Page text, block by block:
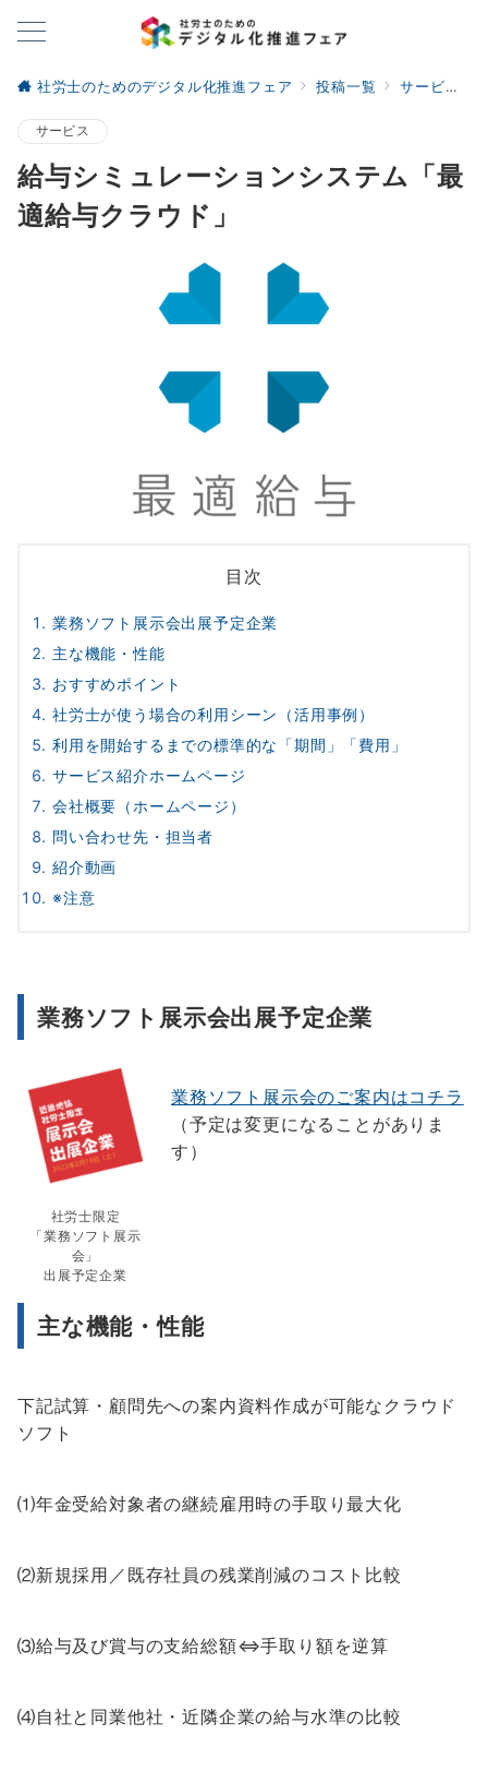
社労士のためのデジタル化推進フェア 投稿一覧 サービス
サービス
給与シミュレーションシステム「最
適給与クラウド」
目次
業務ソフト展示会出展予定企業
主な機能・性能
おすすめポイント
社労士が使う場合の利用シーン（活用事例）
利用を開始するまでの標準的な「期間」「費用」
サービス紹介ホームページ
会社概要（ホームページ）
問い合わせ先・担当者
紹介動画
※注意
業務ソフト展示会出展予定企業
社労士限定
「業務ソフト展示
会」
出展予定企業
業務ソフト展示会のご案内はコチラ
（予定は変更になることがありま
す）
主な機能・性能
下記試算・顧問先への案内資料作成が可能なクラウド
ソフト
⑴年金受給対象者の継続雇用時の手取り最大化
⑵新規採用／既存社員の残業削減のコスト比較
⑶給与及び賞与の支給総額⇔手取り額を逆算
⑷自社と同業他社・近隣企業の給与水準の比較